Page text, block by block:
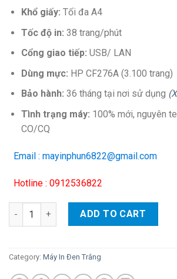
Khổ giấy: Tối đa A4
Tốc độ in: 38 trang/phút
Cổng giao tiếp: USB/ LAN
Dùng mực: HP CF276A (3.100 trang)
Bảo hành: 36 tháng tại nơi sử dụng
Tình trạng máy: 100% mới, nguyên
CO/CQ
Email : mayinphun6822@gmail.com
Hotline : 0912536822
Máy In HP LaserJet Pro M404n (A4 +
ADD TO CART
Category: Máy In Đen Trắng